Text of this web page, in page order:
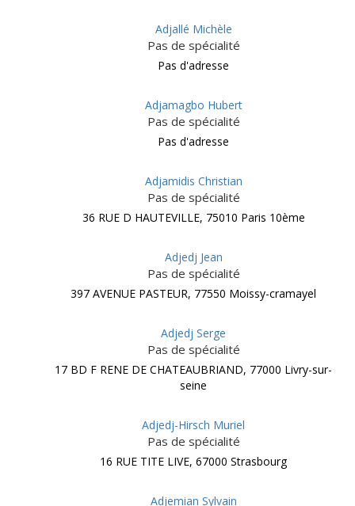
Adjallé Michèle
Pas de spécialité
Pas d'adresse
Adjamagbo Hubert
Pas de spécialité
Pas d'adresse
Adjamidis Christian
Pas de spécialité
36 RUE D HAUTEVILLE, 75010 Paris 10ème
Adjedj Jean
Pas de spécialité
397 AVENUE PASTEUR, 77550 Moissy-cramayel
Adjedj Serge
Pas de spécialité
17 BD F RENE DE CHATEAUBRIAND, 77000 Livry-sur-
seine
Adjedj-Hirsch Muriel
Pas de spécialité
16 RUE TITE LIVE, 67000 Strasbourg
Adjemian Sylvain